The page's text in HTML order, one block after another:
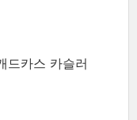
드카스 카슬러